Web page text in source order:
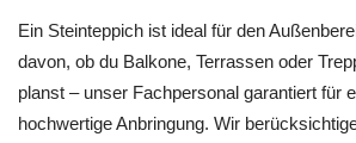
Ein Steinteppich ist ideal für den
davon, ob du Balkone, Terrassen oder
planst – unser Fachpersonal garantiert für
hochwertige Anbringung. Wir